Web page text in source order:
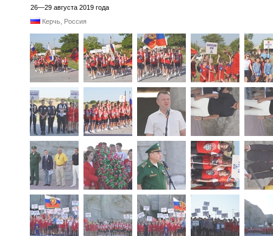
26—29 августа 2019 года
Керчь, Россия